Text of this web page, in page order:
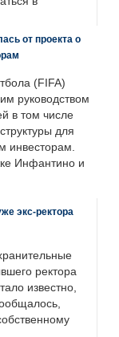
от проекта о
(FIFA)
руководством
в том числе
для
инвесторам.
Инфантино и
экс-ректора
ректора
известно,